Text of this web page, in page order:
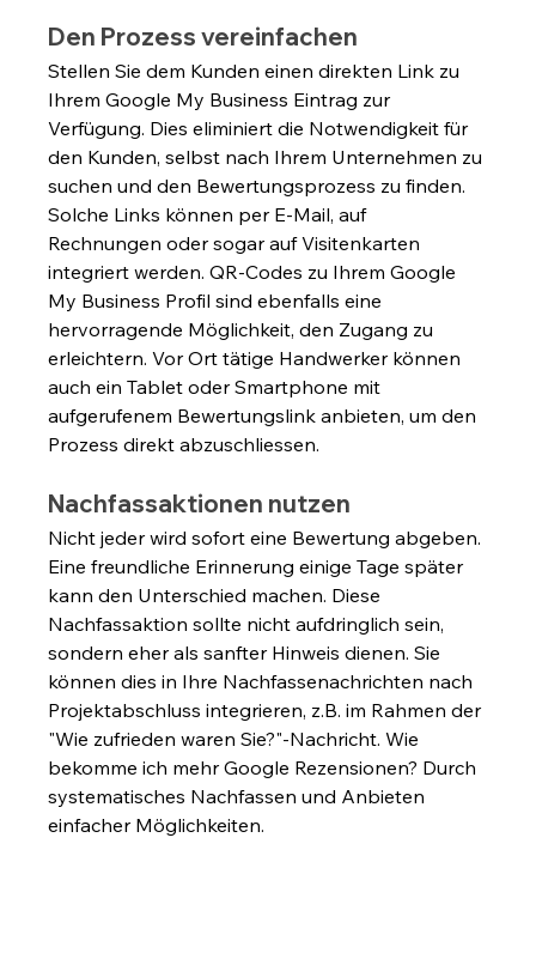
Den Prozess vereinfachen
Stellen Sie dem Kunden einen direkten Link zu
Ihrem Google My Business Eintrag zur
Verfügung. Dies eliminiert die Notwendigkeit für
den Kunden, selbst nach Ihrem Unternehmen zu
suchen und den Bewertungsprozess zu finden.
Solche Links können per E-Mail, auf
Rechnungen oder sogar auf Visitenkarten
integriert werden. QR-Codes zu Ihrem Google
My Business Profil sind ebenfalls eine
hervorragende Möglichkeit, den Zugang zu
erleichtern. Vor Ort tätige Handwerker können
auch ein Tablet oder Smartphone mit
aufgerufenem Bewertungslink anbieten, um den
Prozess direkt abzuschliessen.
Nachfassaktionen nutzen
Nicht jeder wird sofort eine Bewertung abgeben.
Eine freundliche Erinnerung einige Tage später
kann den Unterschied machen. Diese
Nachfassaktion sollte nicht aufdringlich sein,
sondern eher als sanfter Hinweis dienen. Sie
können dies in Ihre Nachfassenachrichten nach
Projektabschluss integrieren, z.B. im Rahmen der
"Wie zufrieden waren Sie?"-Nachricht. Wie
bekomme ich mehr Google Rezensionen? Durch
systematisches Nachfassen und Anbieten
einfacher Möglichkeiten.